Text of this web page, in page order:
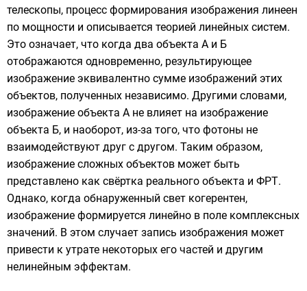
телескопы, процесс формирования изображения линеен
по мощности и описывается теорией линейных систем.
Это означает, что когда два объекта А и Б
отображаются одновременно, результирующее
изображение эквивалентно сумме изображений этих
объектов, полученных независимо. Другими словами,
изображение объекта А не влияет на изображение
объекта Б, и наоборот, из-за того, что фотоны не
взаимодействуют друг с другом. Таким образом,
изображение сложных объектов может быть
представлено как свёртка реального объекта и ФРТ.
Однако, когда обнаруженный свет когерентен,
изображение формируется линейно в поле комплексных
значений. В этом случает запись изображения может
привести к утрате некоторых его частей и другим
нелинейным эффектам.